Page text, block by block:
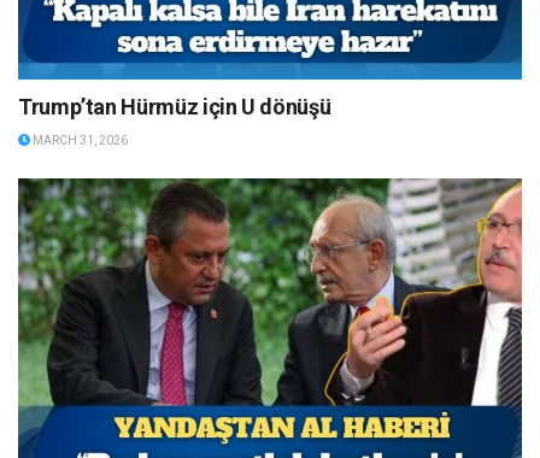
Trump’tan Hürmüz için U dönüşü
MARCH 31, 2026